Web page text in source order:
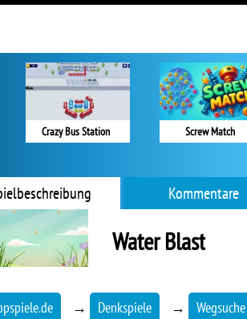
Crazy Bus Station Screw Match
Kommentare
Water Blast
→ Denkspiele → Wegsuche